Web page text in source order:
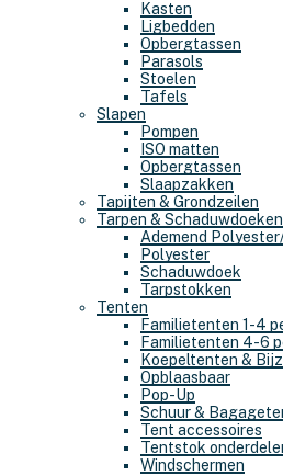
Kasten
Ligbedden
Opbergtassen
Parasols
Stoelen
Tafels
Slapen
Pompen
ISO matten
Opbergtassen
Slaapzakken
Tapijten & Grondzeilen
Tarpen & Schaduwdoeken
Ademend
Polyester
Schaduwdoek
Tarpstokken
Tenten
Familietenten 1-4
Familietenten 4-6
Koepeltenten &
Opblaasbaar
Pop-Up
Schuur &
Tent accessoires
Tentstok
Windschermen